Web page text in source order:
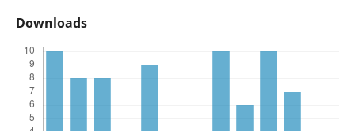
Downloads